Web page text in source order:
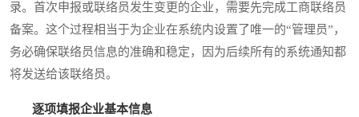
录。首次申报或联络员发生变更的企业，需要先完成工商联络员
备案。这个过程相当于为企业在系统内设置了唯一的“管理员”，
务必确保联络员信息的准确和稳定，因为后续所有的系统通知都
将发送给该联络员。
逐项填报企业基本信息